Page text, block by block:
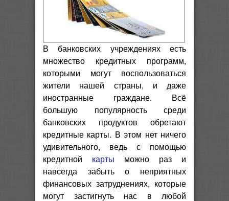
В банковских учреждениях есть
множество кредитных программ,
которыми могут воспользоваться
жители нашей страны, и даже
иностранные граждане. Всё
большую популярность среди
банковских продуктов обретают
кредитные карты. В этом нет ничего
удивительного, ведь с помощью
кредитной карты можно раз и
навсегда забыть о неприятных
финансовых затруднениях, которые
могут застигнуть нас в любой